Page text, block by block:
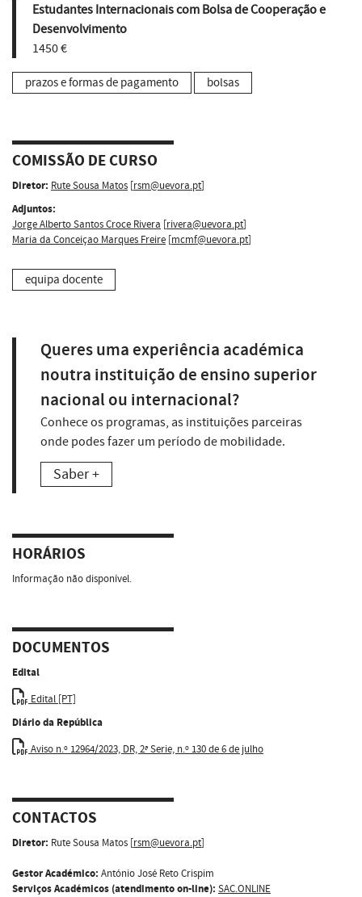
Estudantes Internacionais com Bolsa de Cooperação e
Desenvolvimento
1450 €
prazos e formas de pagamento bolsas
COMISSÃO DE CURSO
Diretor: Rute Sousa Matos [rsm@uevora.pt]
Adjuntos:
Jorge Alberto Santos Croce Rivera [rivera@uevora.pt]
Maria da Conceiçao Marques Freire [mcmf@uevora.pt]
equipa docente
Queres uma experiência académica
noutra instituição de ensino superior
nacional ou internacional?
Conhece os programas, as instituições parceiras
onde podes fazer um período de mobilidade.
Saber +
HORÁRIOS
Informação não disponível.
DOCUMENTOS
Edital
Edital [PT]
Diário da República
Aviso n.º 12964/2023, DR, 2ª Serie, n.º 130 de 6 de julho
CONTACTOS
Diretor: Rute Sousa Matos [rsm@uevora.pt]
Gestor Académico: António José Reto Crispim
Serviços Académicos (atendimento on-line): SAC.ONLINE